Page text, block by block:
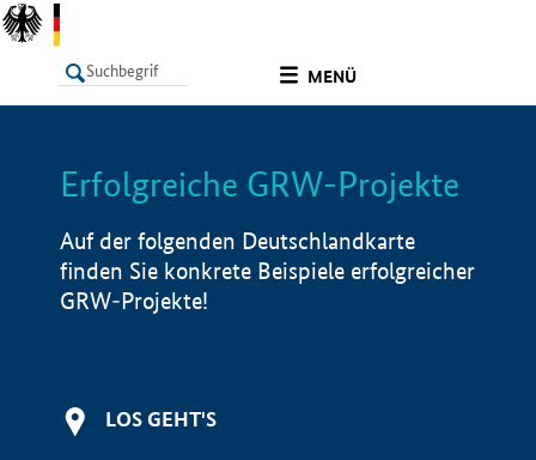
MENÜ
LISTE Info
Erfolgreiche GRW-Projekte
Auf der folgenden Deutschlandkarte
finden Sie konkrete Beispiele erfolgreicher
GRW-Projekte!
LOS GEHT'S